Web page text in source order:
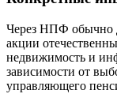
Через НПФ обычно
акции
недвижимость и
зависимости от
управляющего